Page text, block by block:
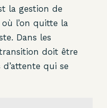
la gestion de
l’on quitte la
Dans les
doit être
qui se